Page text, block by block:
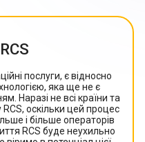
послуги, є відносно
яка ще не є
Наразі не всі країни та
оскільки цей процес
і більше операторів
RCS буде неухильно